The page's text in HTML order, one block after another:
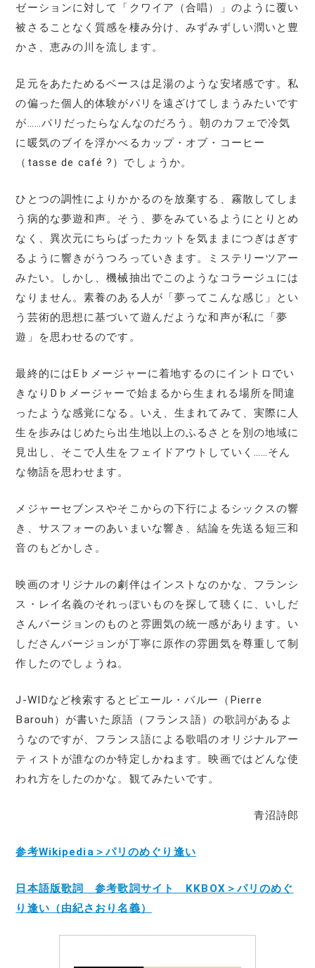
ゼーションに対して「クワイア（合唱）」のように覆い
被さることなく質感を棲み分け、みずみずしい潤いと豊
かさ、恵みの川を流します。
足元をあたためるベースは足湯のような安堵感です。私
の偏った個人的体験がパリを遠ざけてしまうみたいです
が……パリだったらなんなのだろう。朝のカフェで冷気
に暖気のブイを浮かべるカップ・オブ・コーヒー
（tasse de café ?）でしょうか。
ひとつの調性によりかかるのを放棄する、霧散してしま
う病的な夢遊和声。そう、夢をみているようにとりとめ
なく、異次元にちらばったカットを気ままにつぎはぎす
るように響きがうつろっていきます。ミステリーツアー
みたい。しかし、機械抽出でこのようなコラージュには
なりません。素養のある人が「夢ってこんな感じ」とい
う芸術的思想に基づいて遊んだような和声が私に「夢
遊」を思わせるのです。
最終的にはE♭メージャーに着地するのにイントロでい
きなりD♭メージャーで始まるから生まれる場所を間違
ったような感覚になる。いえ、生まれてみて、実際に人
生を歩みはじめたら出生地以上のふるさとを別の地域に
見出し、そこで人生をフェイドアウトしていく……そん
な物語を思わせます。
メジャーセブンスやそこからの下行によるシックスの響
き、サスフォーのあいまいな響き、結論を先送る短三和
音のもどかしさ。
映画のオリジナルの劇伴はインストなのかな、フランシ
ス・レイ名義のそれっぽいものを探して聴くに、いしだ
さんバージョンのものと雰囲気の統一感があります。い
しださんバージョンが丁寧に原作の雰囲気を尊重して制
作したのでしょうね。
J-WIDなど検索するとピエール・バルー（Pierre
Barouh）が書いた原語（フランス語）の歌詞があるよ
うなのですが、フランス語による歌唱のオリジナルアー
ティストが誰なのか特定しかねます。映画ではどんな使
われ方をしたのかな。観てみたいです。
青沼詩郎
参考Wikipedia＞パリのめぐり逢い
日本語版歌詞 参考歌詞サイト KKBOX＞パリのめぐ
り逢い（由紀さおり名義）